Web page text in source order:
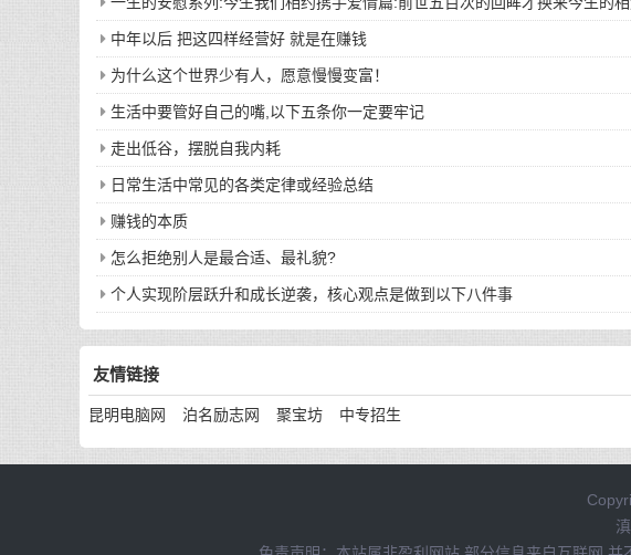
中年以后 把这四样经营好 就是在赚钱
为什么这个世界少有人，愿意慢慢变富！
生活中要管好自己的嘴,以下五条你一定要牢记
走出低谷，摆脱自我内耗
日常生活中常见的各类定律或经验总结
赚钱的本质
怎么拒绝别人是最合适、最礼貌?
个人实现阶层跃升和成长逆袭，核心观点是做到以下八件事
友情链接
昆明电脑网 泊名励志网 聚宝坊 中专招生